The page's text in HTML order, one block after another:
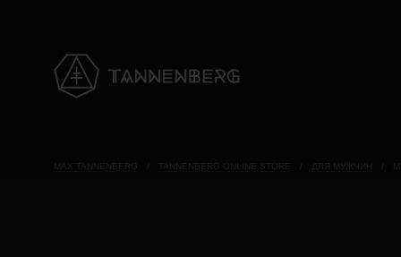
MAX TANNENBERG TANNENBERG ONLINE STORE ДЛЯ МУЖЧИН